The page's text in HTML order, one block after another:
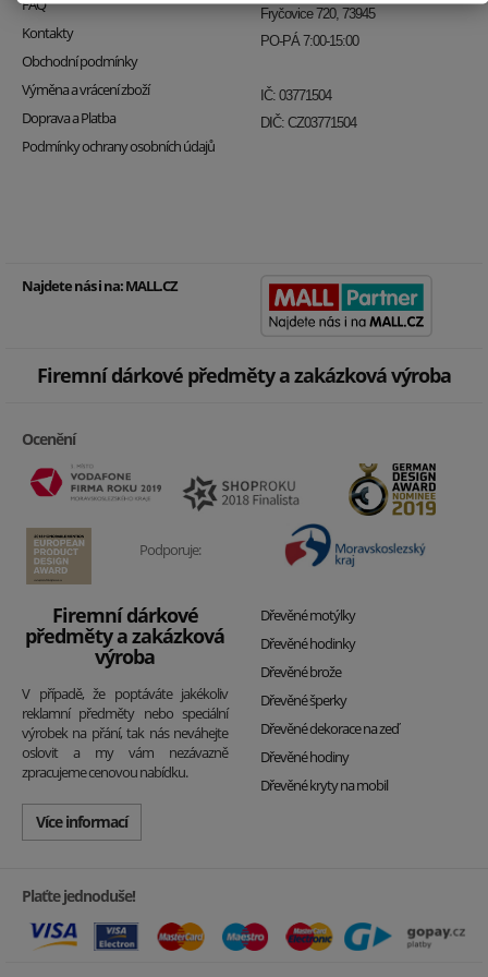
FAQ
Kontakty
Obchodní podmínky
Výměna a vrácení zboží
Doprava a Platba
Podmínky ochrany osobních údajů
Fryčovice 720, 73945
PO-PÁ 7:00-15:00
IČ: 03771504
DIČ: CZ03771504
Najdete nás i na:MALL.CZ
Firemní dárkové předměty a zakázková výroba
Ocenění
Podporuje:
Firemní dárkové
předměty a zakázková
výroba
V případě, že poptáváte jakékoliv
reklamní předměty nebo speciální
výrobek na přání, tak nás neváhejte
oslovit a my vám nezávazně
zpracujeme cenovou nabídku.
Více informací
Dřevěné motýlky
Dřevěné hodinky
Dřevěné brože
Dřevěné šperky
Dřevěné dekorace na zeď
Dřevěné hodiny
Dřevěné kryty na mobil
Plaťte jednoduše!